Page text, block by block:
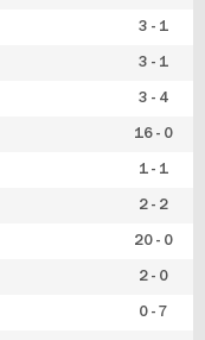
3 - 1
3 - 1
3 - 4
16 - 0
1 - 1
2 - 2
20 - 0
2 - 0
0 - 7